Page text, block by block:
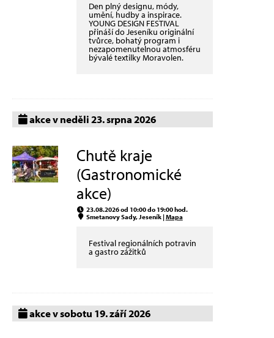
Den plný designu, módy,
umění, hudby a inspirace.
YOUNG DESIGN FESTIVAL
přináší do Jeseníku originální
tvůrce, bohatý program i
nezapomenutelnou atmosféru
bývalé textilky Moravolen.
akce v neděli 23. srpna 2026
Chutě kraje
(Gastronomické
akce)
23.08.2026 od 10:00 do 19:00 hod.
Smetanovy Sady, Jeseník |Mapa
Festival regionálních potravin
a gastro zážitků
akce v sobotu 19. září 2026